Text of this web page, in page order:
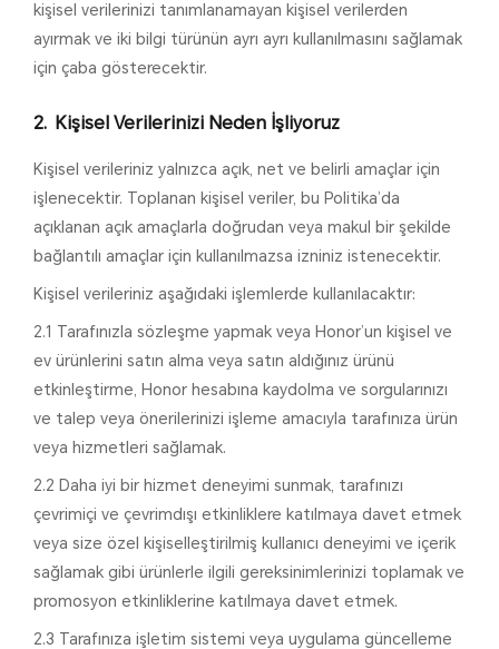
kişisel verilerinizi tanımlanamayan kişisel verilerden
ayırmak ve iki bilgi türünün ayrı ayrı kullanılmasını sağlamak
için çaba gösterecektir.
Kişisel Verilerinizi Neden İşliyoruz
Kişisel verileriniz yalnızca açık, net ve belirli amaçlar için
işlenecektir. Toplanan kişisel veriler, bu Politika’da
açıklanan açık amaçlarla doğrudan veya makul bir şekilde
bağlantılı amaçlar için kullanılmazsa izniniz istenecektir.
Kişisel verileriniz aşağıdaki işlemlerde kullanılacaktır:
2.1 Tarafınızla sözleşme yapmak veya Honor’un kişisel ve
ev ürünlerini satın alma veya satın aldığınız ürünü
etkinleştirme, Honor hesabına kaydolma ve sorgularınızı
ve talep veya önerilerinizi işleme amacıyla tarafınıza ürün
veya hizmetleri sağlamak.
2.2 Daha iyi bir hizmet deneyimi sunmak, tarafınızı
çevrimiçi ve çevrimdışı etkinliklere katılmaya davet etmek
veya size özel kişiselleştirilmiş kullanıcı deneyimi ve içerik
sağlamak gibi ürünlerle ilgili gereksinimlerinizi toplamak ve
promosyon etkinliklerine katılmaya davet etmek.
2.3 Tarafınıza işletim sistemi veya uygulama güncelleme